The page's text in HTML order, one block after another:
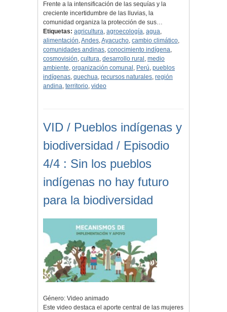
Frente a la intensificación de las sequías y la
creciente incertidumbre de las lluvias, la
comunidad organiza la protección de sus…
Etiquetas: agricultura, agroecología, agua,
alimentación,Andes,Ayacucho, cambio climático,
comunidades andinas, conocimiento indígena,
cosmovisión, cultura, desarrollo rural , medio
ambiente, organización comunal , Perú, pueblos
indígenas, quechua, recursos naturales, región
andina, territorio, video
VID / Pueblos indígenas y
biodiversidad / Episodio
4/4 : Sin los pueblos
indígenas no hay futuro
para la biodiversidad
Género: Video animado
Este video destaca el aporte central de las mujeres